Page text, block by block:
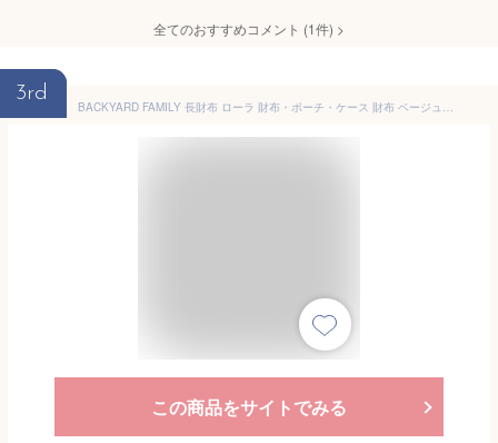
全てのおすすめコメント (1件) >
3rd
BACKYARD FAMILY 長財布 ローラ 財布・ポーチ・ケース 財布 ベージュ ネイビー ブラウン ピンク ブラック【送料無料】
この商品をサイトでみる